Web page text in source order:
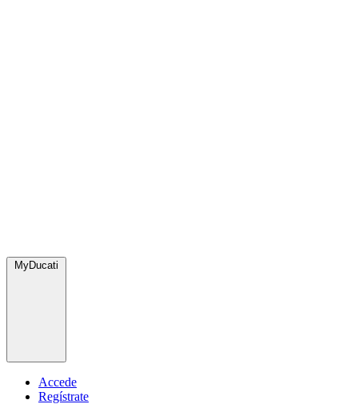
MyDucati
Accede
Regístrate